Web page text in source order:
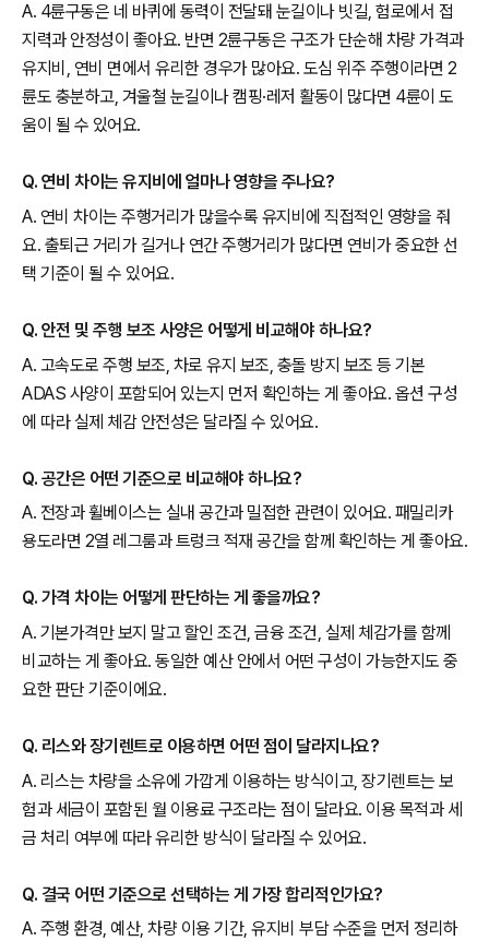
A. 4륜구동은 네 바퀴에 동력이 전달돼 눈길이나 빗길, 험로에서 접
지력과 안정성이 좋아요. 반면 2륜구동은 구조가 단순해 차량 가격과
유지비, 연비 면에서 유리한 경우가 많아요. 도심 위주 주행이라면 2
륜도 충분하고, 겨울철 눈길이나 캠핑·레저 활동이 많다면 4륜이 도
움이 될 수 있어요.
Q. 연비 차이는 유지비에 얼마나 영향을 주나요?
A. 연비 차이는 주행거리가 많을수록 유지비에 직접적인 영향을 줘
요. 출퇴근 거리가 길거나 연간 주행거리가 많다면 연비가 중요한 선
택 기준이 될 수 있어요.
Q. 안전 및 주행 보조 사양은 어떻게 비교해야 하나요?
A. 고속도로 주행 보조, 차로 유지 보조, 충돌 방지 보조 등 기본
ADAS 사양이 포함되어 있는지 먼저 확인하는 게 좋아요. 옵션 구성
에 따라 실제 체감 안전성은 달라질 수 있어요.
Q. 공간은 어떤 기준으로 비교해야 하나요?
A. 전장과 휠베이스는 실내 공간과 밀접한 관련이 있어요. 패밀리카
용도라면 2열 레그룸과 트렁크 적재 공간을 함께 확인하는 게 좋아요.
Q. 가격 차이는 어떻게 판단하는 게 좋을까요?
A. 기본가격만 보지 말고 할인 조건, 금융 조건, 실제 체감가를 함께
비교하는 게 좋아요. 동일한 예산 안에서 어떤 구성이 가능한지도 중
요한 판단 기준이에요.
Q. 리스와 장기렌트로 이용하면 어떤 점이 달라지나요?
A. 리스는 차량을 소유에 가깝게 이용하는 방식이고, 장기렌트는 보
험과 세금이 포함된 월 이용료 구조라는 점이 달라요. 이용 목적과 세
금 처리 여부에 따라 유리한 방식이 달라질 수 있어요.
Q. 결국 어떤 기준으로 선택하는 게 가장 합리적인가요?
A. 주행 환경, 예산, 차량 이용 기간, 유지비 부담 수준을 먼저 정리하